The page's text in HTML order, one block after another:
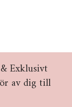
Exklusivt
av dig till